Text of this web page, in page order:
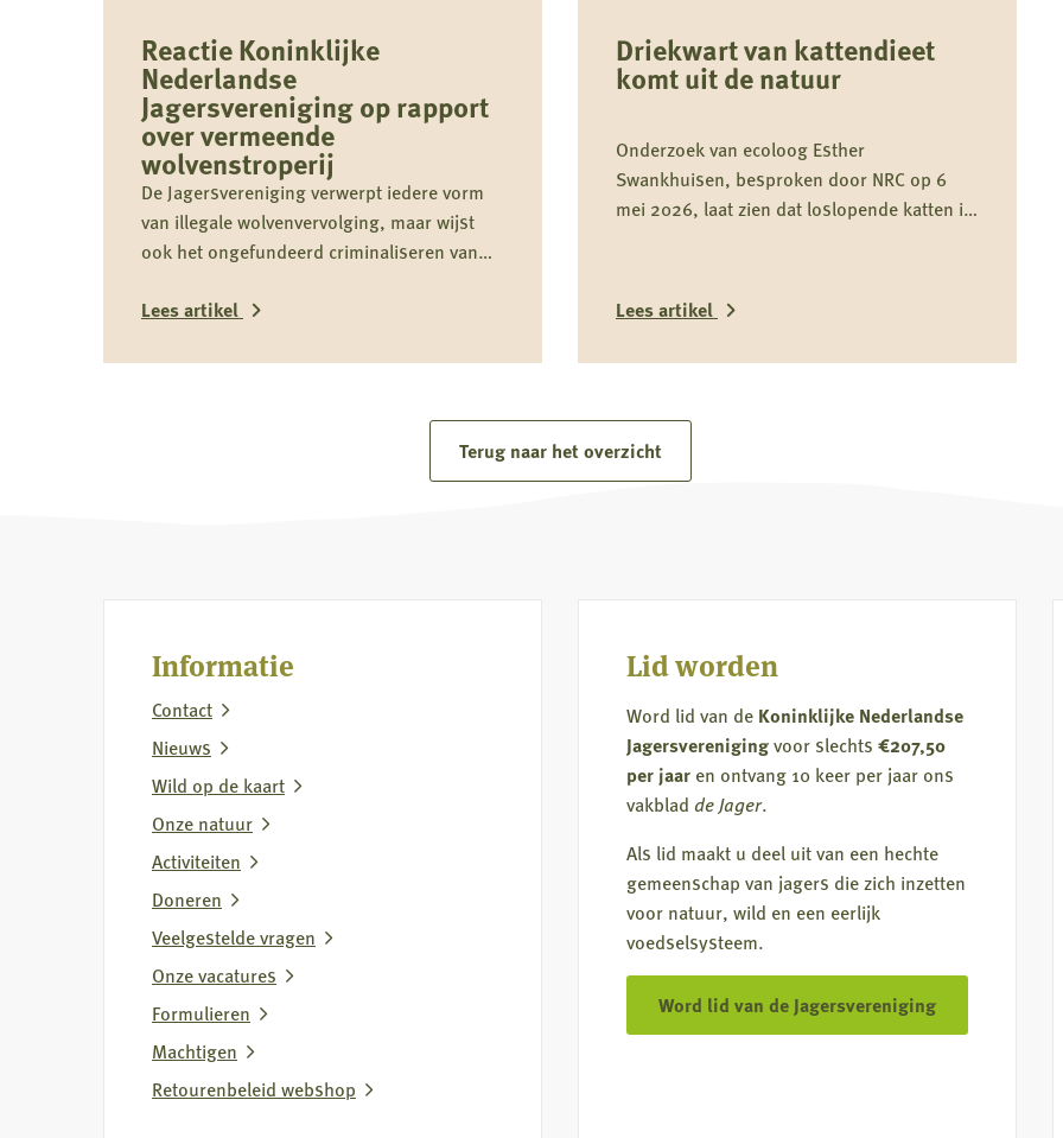
Reactie Koninklijke
Nederlandse
Jagersvereniging op rapport
over vermeende
wolvenstroperij
De Jagersvereniging verwerpt iedere vorm
van illegale wolvenvervolging, maar wijst
ook het ongefundeerd criminaliseren van
Lees artikel
vermeende
wolvenstroperij
Driekwart van kattendieet
komt uit de natuur
Onderzoek van ecoloog Esther
Swankhuisen, besproken door NRC op 6
mei 2026, laat zien dat loslopende katten in
onderdeel zijn van het predatiedebat. Voor
kwetsbare soorten zoals de grutto vormen
katten niet alleen een risico door directe
nesten en kuikens.
Lees artikel
over
Driekwart
natuur
Terug naar het overzicht
Informatie
Contact
Nieuws
Wild op de kaart
Onze natuur
Activiteiten
Doneren
Veelgestelde vragen
Onze vacatures
Formulieren
Machtigen
Retourenbeleid webshop
Lid worden
Word lid van de Koninklijke Nederlandse
Jagersverenigingvoor slechts €207,50
per jaaren ontvang 10 keer per jaar ons
vakblad de Jager.
Als lid maakt u deel uit van een hechte
gemeenschap van jagers die zich inzetten
voor natuur, wild en een eerlijk
voedselsysteem.
Word lid van de Jagersvereniging